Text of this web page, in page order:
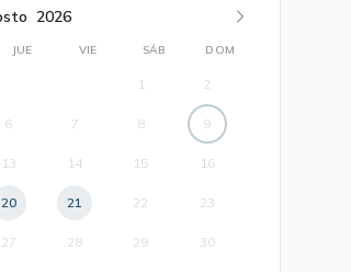
2026
JUE VIE SÁB DOM
1 2
6 7 8 9
13 14 15 16
20 21 22 23
27 28 29 30